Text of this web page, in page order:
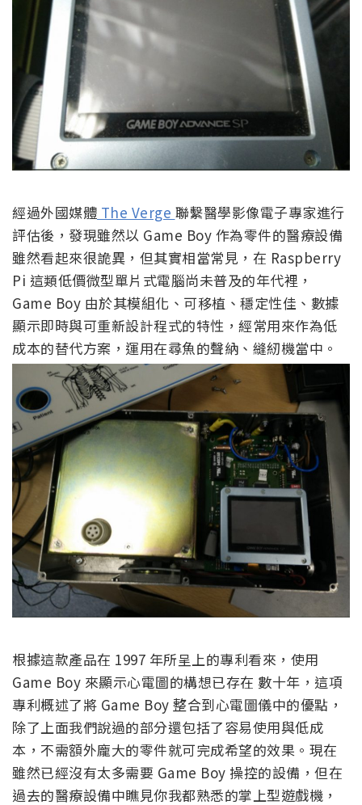
經過外國媒體 The Verge 聯繫醫學影像電子專家進行
評估後，發現雖然以 Game Boy 作為零件的醫療設備
雖然看起來很詭異，但其實相當常見，在 Raspberry
Pi 這類低價微型單片式電腦尚未普及的年代裡，
Game Boy 由於其模組化、可移植、穩定性佳、數據
顯示即時與可重新設計程式的特性，經常用來作為低
成本的替代方案，運用在尋魚的聲納、縫紉機當中。
根據這款產品在 1997 年所呈上的專利看來，使用
Game Boy 來顯示心電圖的構想已存在 數十年，這項
專利概述了將 Game Boy 整合到心電圖儀中的優點，
除了上面我們說過的部分還包括了容易使用與低成
本，不需額外龐大的零件就可完成希望的效果。現在
雖然已經沒有太多需要 Game Boy 操控的設備，但在
過去的醫療設備中瞧見你我都熟悉的掌上型遊戲機，